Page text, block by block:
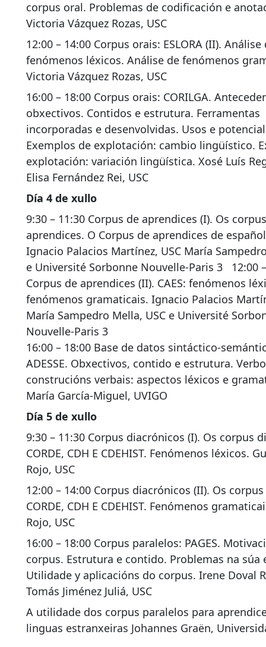
corpus oral. Problemas de codificación e
Victoria Vázquez Rozas, USC
12:00 – 14:00 Corpus orais: ESLORA (II). Análise
fenómenos léxicos. Análise de fenómenos
Victoria Vázquez Rozas, USC
16:00 – 18:00 Corpus orais: CORILGA.
obxectivos. Contidos e estrutura. Ferramentas
incorporadas e desenvolvidas. Usos e
Exemplos de explotación: cambio lingüístico.
explotación: variación lingüística. Xosé Luís
Elisa Fernández Rei, USC
Día 4 de xullo
9:30 – 11:30 Corpus de aprendices (I). Os
aprendices. O Corpus de aprendices de español
Ignacio Palacios Martínez, USC María
e Université Sorbonne Nouvelle-Paris 3 12:00
Corpus de aprendices (II). CAES: fenómenos
fenómenos gramaticais. Ignacio Palacios
María Sampedro Mella, USC e Université
Nouvelle-Paris 3
16:00 – 18:00 Base de datos sintáctico-
ADESSE. Obxectivos, contido e estrutura.
construcións verbais: aspectos léxicos e
María García-Miguel, UVIGO
Día 5 de xullo
9:30 – 11:30 Corpus diacrónicos (I). Os corpus
CORDE, CDH E CDEHIST. Fenómenos léxicos.
Rojo, USC
12:00 – 14:00 Corpus diacrónicos (II). Os
CORDE, CDH E CDEHIST. Fenómenos
Rojo, USC
16:00 – 18:00 Corpus paralelos: PAGES.
corpus. Estrutura e contido. Problemas na súa
Utilidade y aplicacións do corpus. Irene Doval
Tomás Jiménez Juliá, USC
A utilidade dos corpus paralelos para
linguas estranxeiras Johannes Graën,